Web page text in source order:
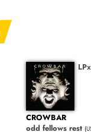
CROWBAR
odd fellows rest